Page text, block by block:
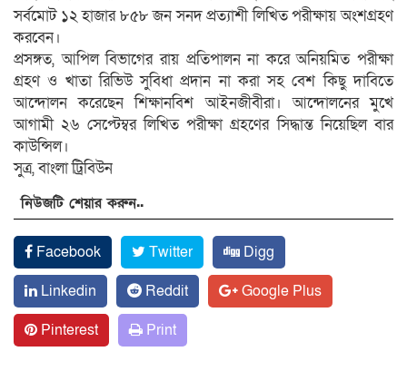
সর্বমোট ১২ হাজার ৮৫৮ জন সনদ প্রত্যাশী লিখিত পরীক্ষায় অংশগ্রহণ
করবেন।
প্রসঙ্গত, আপিল বিভাগের রায় প্রতিপালন না করে অনিয়মিত পরীক্ষা
গ্রহণ ও খাতা রিভিউ সুবিধা প্রদান না করা সহ বেশ কিছু দাবিতে
আন্দোলন করেছেন শিক্ষানবিশ আইনজীবীরা। আন্দোলনের মুখে
আগামী ২৬ সেপ্টেম্বর লিখিত পরীক্ষা গ্রহণের সিদ্ধান্ত নিয়েছিল বার
কাউন্সিল।
সুত্র, বাংলা ট্রিবিউন
নিউজটি শেয়ার করুন..
Facebook Twitter
Digg
Linkedin
Reddit
Google Plus
Pinterest
Print